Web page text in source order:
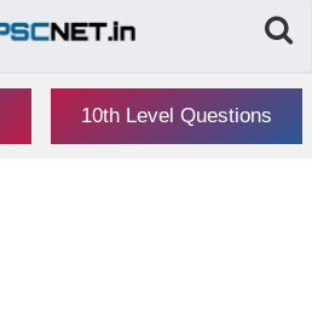
10th Level Questions